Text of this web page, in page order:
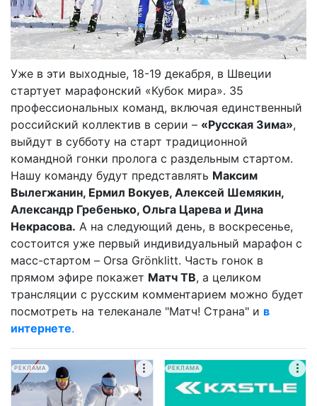
Уже в эти выходные, 18-19 декабря, в Швеции
стартует марафонский «Кубок мира». 35
профессиональных команд, включая единственный
российский коллектив в серии – «Русская Зима»,
выйдут в субботу на старт традиционной
командной гонки пролога с раздельным стартом.
Нашу команду будут представлять Максим
Вылегжанин, Ермил Вокуев, Алексей Шемякин,
Александр Гребенько, Ольга Царева и Дина
Некрасова. А на следующий день, в воскресенье,
состоится уже первый индивидуальный марафон с
масс-стартом – Orsa Grönklitt. Часть гонок в
прямом эфире покажет Матч ТВ, а целиком
трансляции с русским комментарием можно будет
посмотреть на телеканале "Матч! Страна" и в
интернете.
РЕКЛАМА РЕКЛАМА